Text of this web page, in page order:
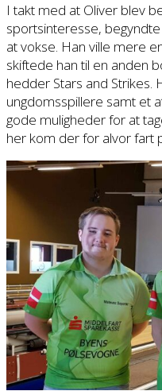
I takt med at Oliver blev
sportsinteresse,
at vokse. Han ville mere
skiftede han til en anden
hedder Stars and Strikes.
ungdomsspillere samt et
gode muligheder for at
her kom der for alvor fart